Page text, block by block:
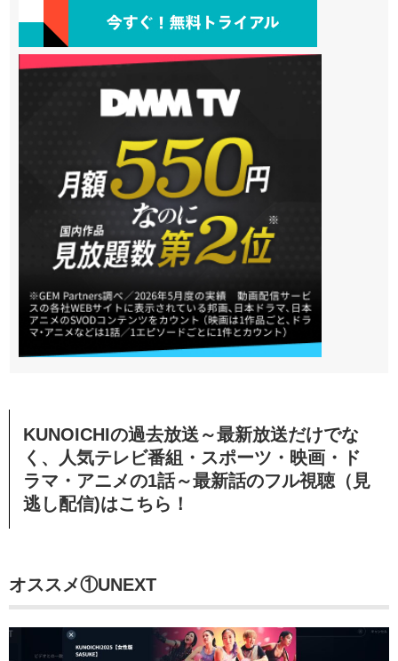
KUNOICHIの過去放送～最新放送だけでな
く、人気テレビ番組・スポーツ・映画・ド
ラマ・アニメの1話～最新話のフル視聴（見
逃し配信)はこちら！
オススメ①UNEXT